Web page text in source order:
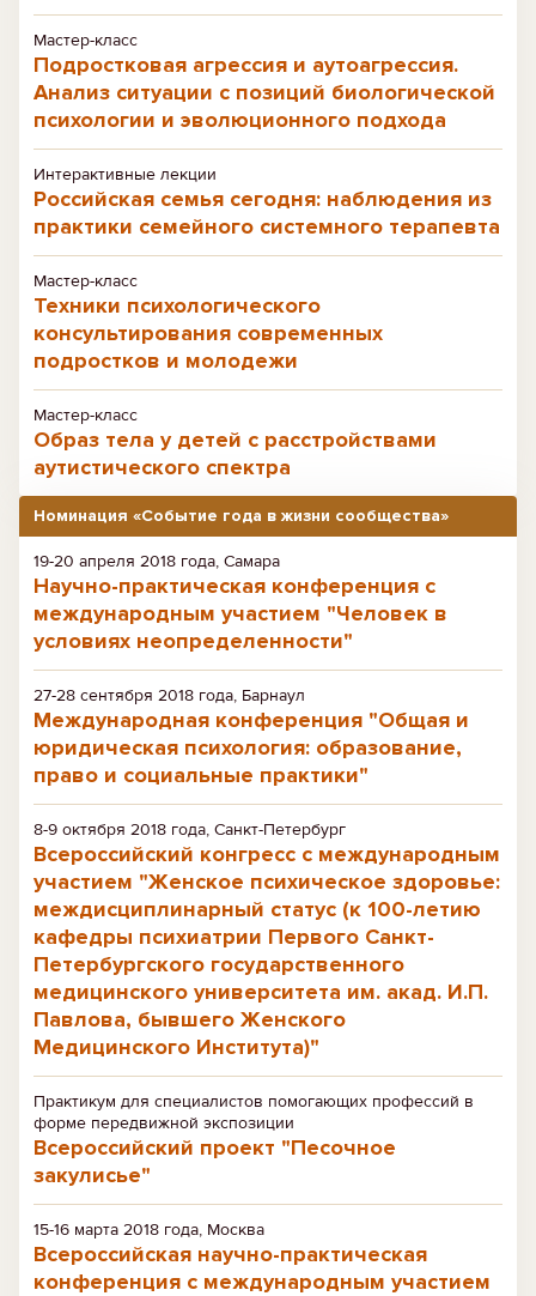
Мастер-класс
Подростковая агрессия и аутоагрессия.
Анализ ситуации с позиций биологической
психологии и эволюционного подхода
Интерактивные лекции
Российская семья сегодня: наблюдения из
практики семейного системного терапевта
Мастер-класс
Техники психологического
консультирования современных
подростков и молодежи
Мастер-класс
Образ тела у детей с расстройствами
аутистического спектра
Номинация «Событие года в жизни сообщества»
19-20 апреля 2018 года, Самара
Научно-практическая конференция с
международным участием "Человек в
условиях неопределенности"
27-28 сентября 2018 года, Барнаул
Международная конференция "Общая и
юридическая психология: образование,
право и социальные практики"
8-9 октября 2018 года, Санкт-Петербург
Всероссийский конгресс с международным
участием "Женское психическое здоровье:
междисциплинарный статус (к 100-летию
кафедры психиатрии Первого Санкт-
Петербургского государственного
медицинского университета им. акад. И.П.
Павлова, бывшего Женского
Медицинского Института)"
Практикум для специалистов помогающих профессий в
форме передвижной экспозиции
Всероссийский проект "Песочное
закулисье"
15-16 марта 2018 года, Москва
Всероссийская научно-практическая
конференция с международным участием